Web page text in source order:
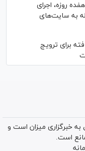
روزه، اجرای
به سایت‌های
برای ترویج
خبرگزاری میزان است و
است.